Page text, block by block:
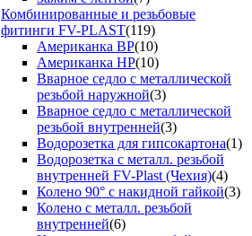
Комбинированные и резьбовые
фитинги FV-PLAST(119)
Американка ВР(10)
Американка НР(10)
Вварное седло с металлической
резьбой наружной(3)
Вварное седло с металлической
резьбой внутренней(3)
Водорозетка для гипсокартона(1)
Водорозетка с металл. резьбой
внутренней FV-Plast (Чехия)(4)
Колено 90° с накидной гайкой(3)
Колено с металл. резьбой
внутренней(6)